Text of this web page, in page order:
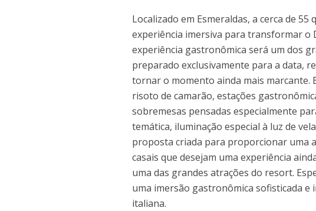
Localizado em Esmeraldas, a cerca de
experiência imersiva para transformar o
experiência gastronômica será um dos
preparado exclusivamente para a data,
tornar o momento ainda mais marcante.
risoto de camarão, estações
sobremesas pensadas especialmente
temática, iluminação especial à luz de
proposta criada para proporcionar uma
casais que desejam uma experiência
uma das grandes atrações do resort.
uma imersão gastronômica sofisticada
italiana.